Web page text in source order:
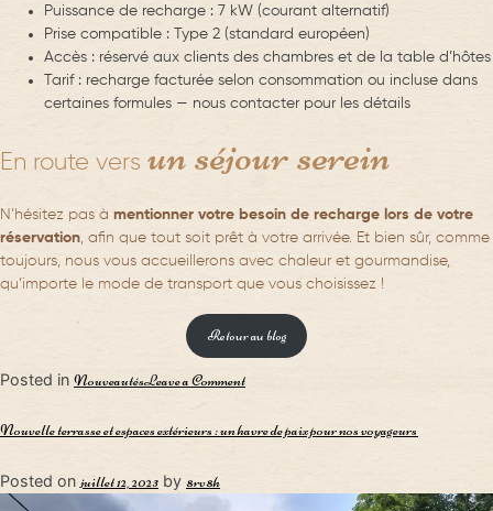
Puissance de recharge : 7 kW (courant alternatif)
Prise compatible : Type 2 (standard européen)
Accès : réservé aux clients des chambres et de la table d’hôtes
Tarif: recharge facturée selon consommation ou incluse dans
certaines formules — nous contacter pour les détails
En route vers un séjour serein
N’hésitez pas à mentionner votre besoin de recharge lors de votre
réservation, afin que tout soit prêt à votre arrivée. Et bien sûr, comme
toujours, nous vous accueillerons avec chaleur et gourmandise,
qu’importe le mode de transport que vous choisissez !
Retour au blog
Posted in NouveautésLeave a Commenton
borne
7
Nouvelle terrasse et espaces extérieurs : un havre de paix pour nos voyageurs
Posted on juillet 12, 2023 by 8rv8h